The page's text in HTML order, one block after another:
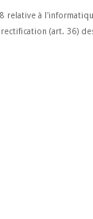
relative à
(art. 36)